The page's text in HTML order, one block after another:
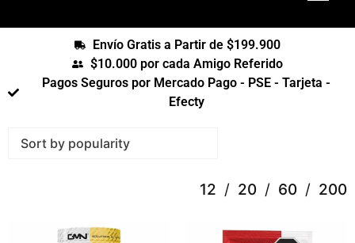
Envío Gratis a Partir de $199.900
$10.000 por cada Amigo Referido
Pagos Seguros por Mercado Pago - PSE - Tarjeta -
Efecty
12 20 60 200